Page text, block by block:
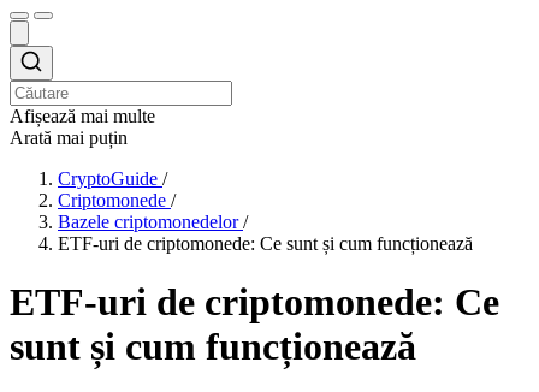
Afișează mai multe
Arată mai puțin
CryptoGuide /
Criptomonede /
Bazele criptomonedelor /
ETF-uri de criptomonede: Ce sunt și cum funcționează
ETF-uri de criptomonede: Ce
sunt și cum funcționează